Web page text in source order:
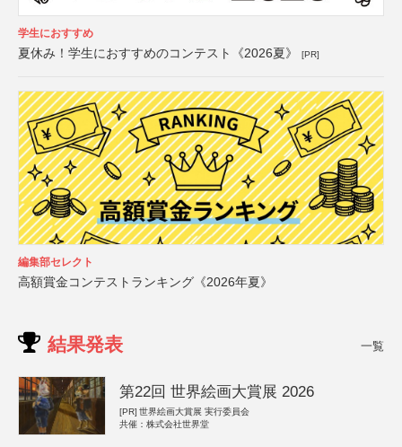
学生におすすめ
夏休み！学生におすすめのコンテスト《2026夏》 [PR]
編集部セレクト
高額賞金コンテストランキング《2026年夏》
結果発表 一覧
第22回 世界絵画大賞展 2026
[PR] 世界絵画大賞展 実行委員会
共催：株式会社世界堂